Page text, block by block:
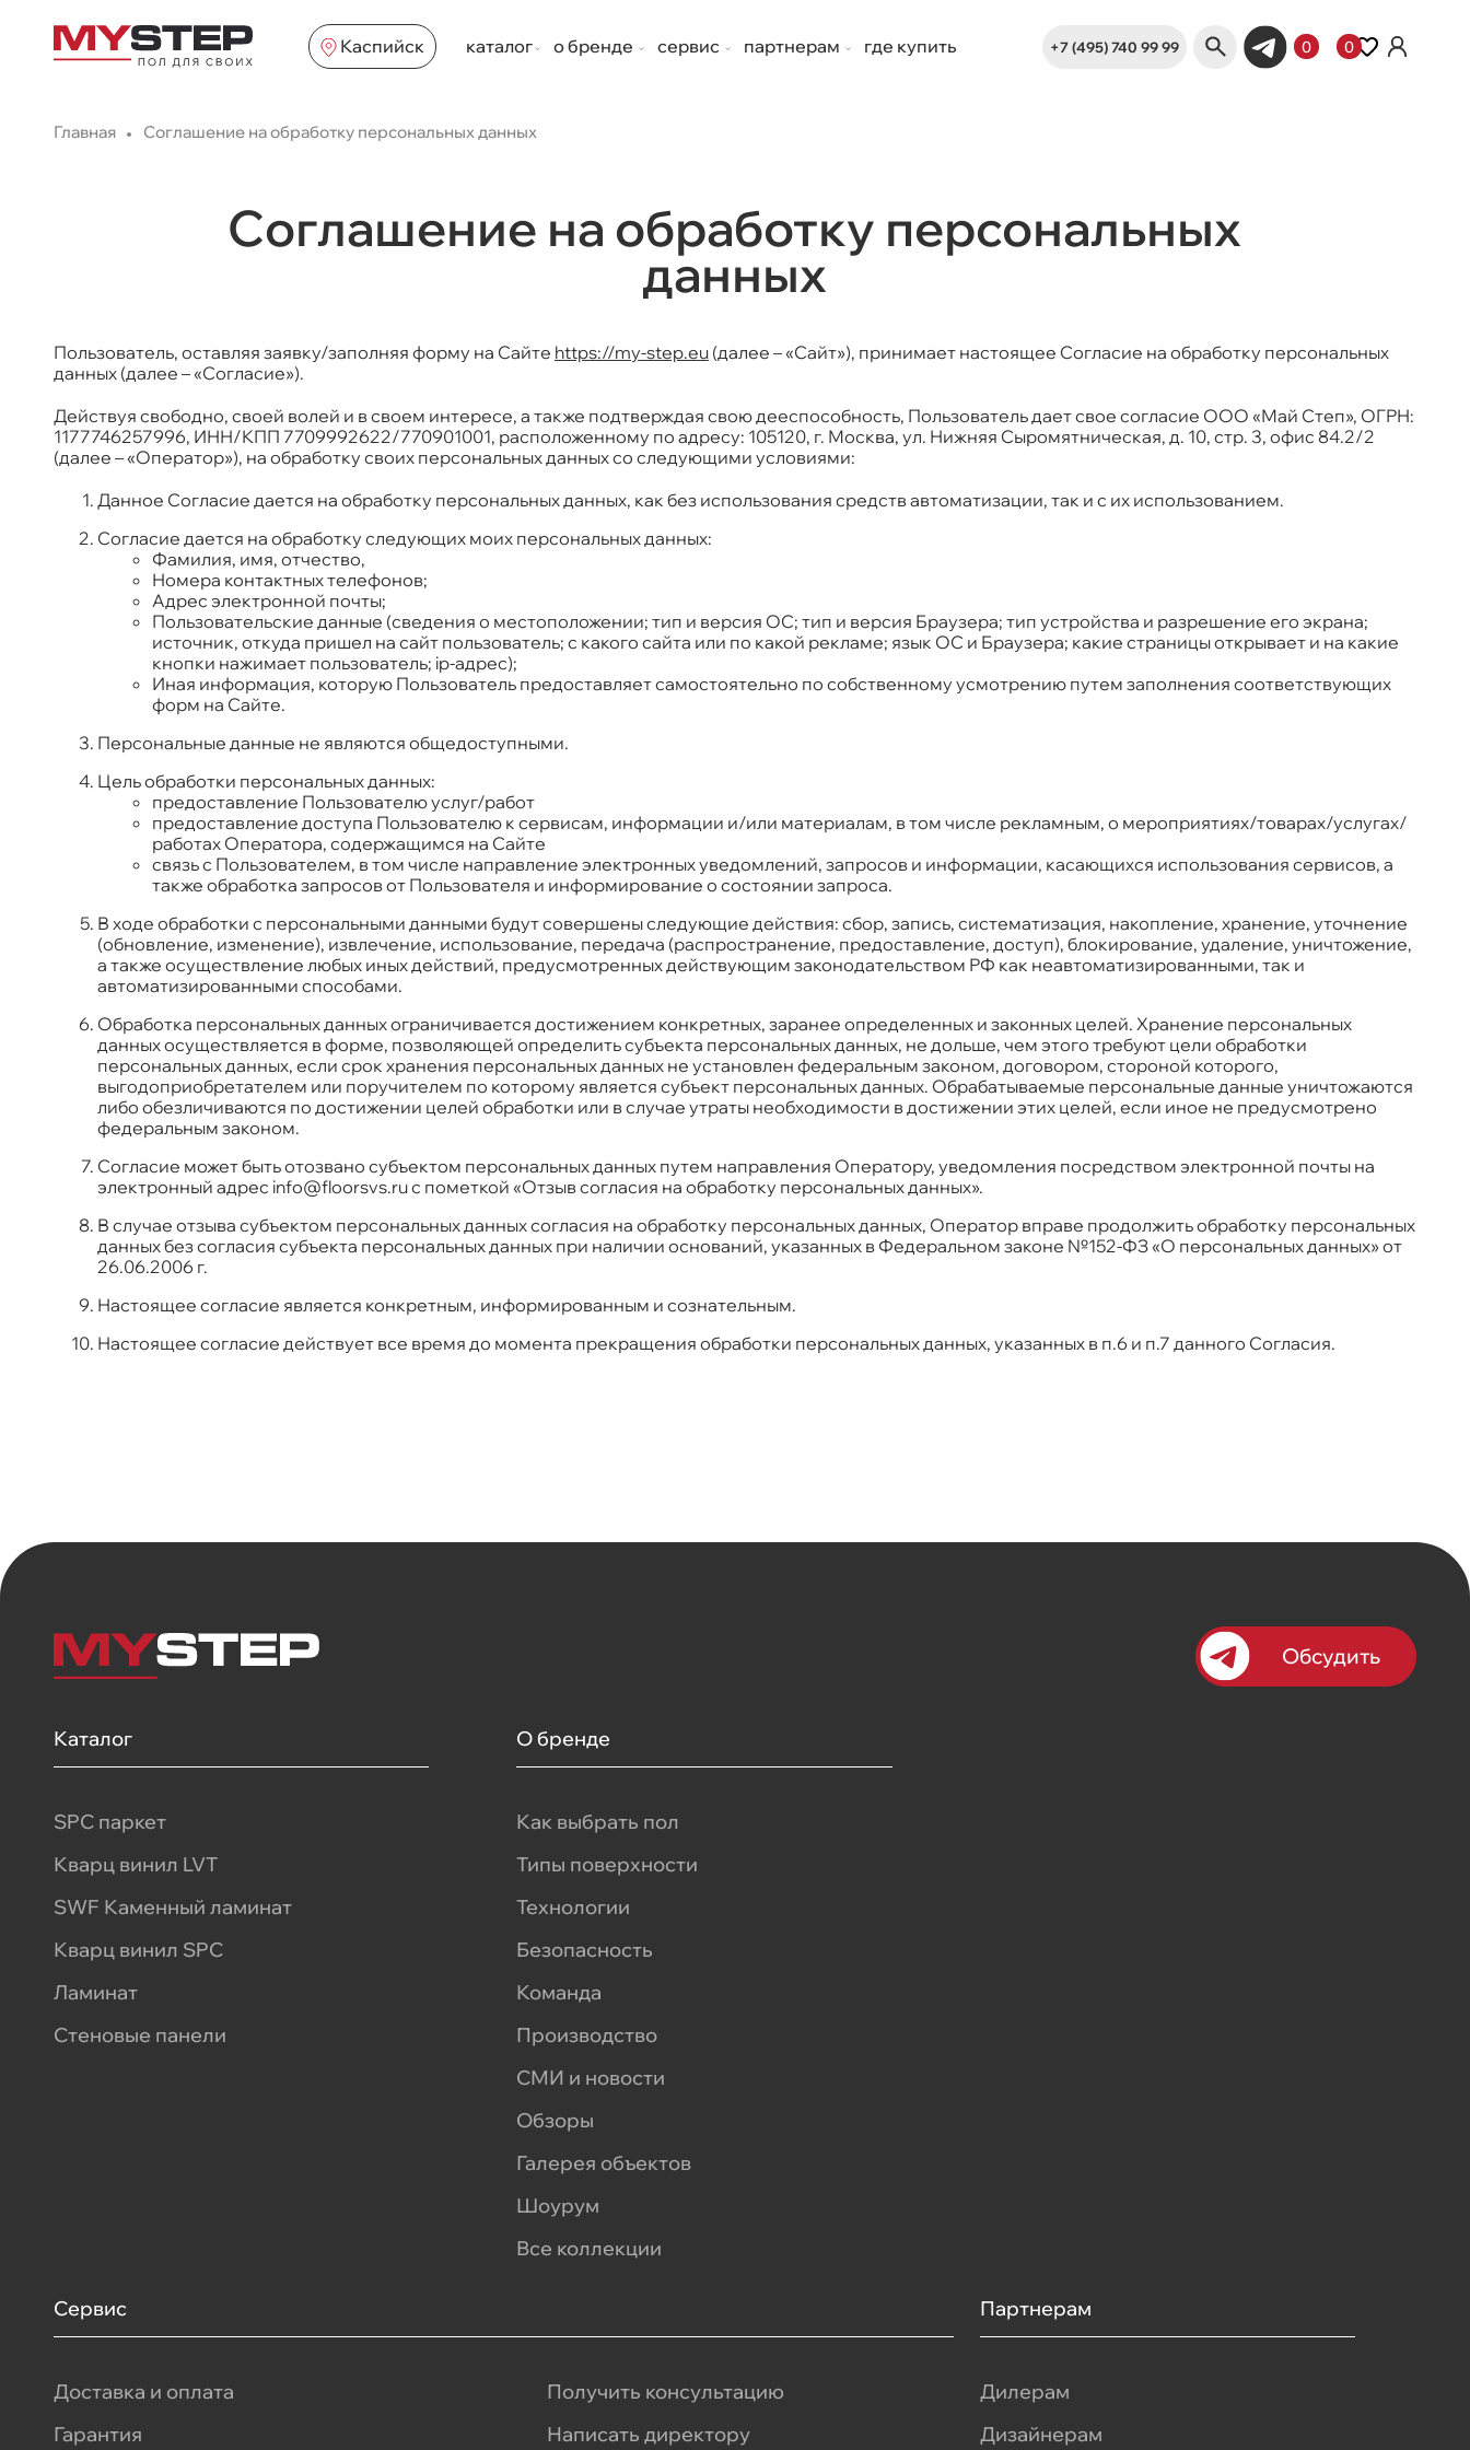
Каспийск каталог о бренде сервис партнерам где купить +7 (495) 740 99 99 0 0
Главная Соглашение на обработку персональных данных
Соглашение на обработку персональных
данных
Пользователь, оставляя заявку/заполняя форму на Сайте https://my-step.eu(далее – «Сайт»), принимает настоящее Согласие на обработку персональных
данных (далее – «Согласие»).
Действуя свободно, своей волей и в своем интересе, а также подтверждая свою дееспособность, Пользователь дает свое согласие ООО «Май Степ», ОГРН:
1177746257996, ИНН/КПП 7709992622/770901001, расположенному по адресу: 105120, г. Москва, ул. Нижняя Сыромятническая, д. 10, стр. 3, офис 84.2/2
(далее – «Оператор»), на обработку своих персональных данных со следующими условиями:
Данное Согласие дается на обработку персональных данных, как без использования средств автоматизации, так и с их использованием.
Согласие дается на обработку следующих моих персональных данных:
Фамилия, имя, отчество,
Номера контактных телефонов;
Адрес электронной почты;
Пользовательские данные (сведения о местоположении; тип и версия ОС; тип и версия Браузера; тип устройства и разрешение его экрана;
источник, откуда пришел на сайт пользователь; с какого сайта или по какой рекламе; язык ОС и Браузера; какие страницы открывает и на какие
кнопки нажимает пользователь; ip-адрес);
Иная информация, которую Пользователь предоставляет самостоятельно по собственному усмотрению путем заполнения соответствующих
форм на Сайте.
Персональные данные не являются общедоступными.
Цель обработки персональных данных:
предоставление Пользователю услуг/работ
предоставление доступа Пользователю к сервисам, информации и/или материалам, в том числе рекламным, о мероприятиях/товарах/услугах/
работах Оператора, содержащимся на Сайте
связь с Пользователем, в том числе направление электронных уведомлений, запросов и информации, касающихся использования сервисов, а
также обработка запросов от Пользователя и информирование о состоянии запроса.
В ходе обработки с персональными данными будут совершены следующие действия: сбор, запись, систематизация, накопление, хранение, уточнение
(обновление, изменение), извлечение, использование, передача (распространение, предоставление, доступ), блокирование, удаление, уничтожение,
а также осуществление любых иных действий, предусмотренных действующим законодательством РФ как неавтоматизированными, так и
автоматизированными способами.
Обработка персональных данных ограничивается достижением конкретных, заранее определенных и законных целей. Хранение персональных
данных осуществляется в форме, позволяющей определить субъекта персональных данных, не дольше, чем этого требуют цели обработки
персональных данных, если срок хранения персональных данных не установлен федеральным законом, договором, стороной которого,
выгодоприобретателем или поручителем по которому является субъект персональных данных. Обрабатываемые персональные данные уничтожаются
либо обезличиваются по достижении целей обработки или в случае утраты необходимости в достижении этих целей, если иное не предусмотрено
федеральным законом.
Согласие может быть отозвано субъектом персональных данных путем направления Оператору, уведомления посредством электронной почты на
электронный адрес info@floorsvs.ruс пометкой «Отзыв согласия на обработку персональных данных».
В случае отзыва субъектом персональных данных согласия на обработку персональных данных, Оператор вправе продолжить обработку персональных
данных без согласия субъекта персональных данных при наличии оснований, указанных в Федеральном законе №152-ФЗ «О персональных данных» от
26.06.2006 г.
Настоящее согласие является конкретным, информированным и сознательным.
Настоящее согласие действует все время до момента прекращения обработки персональных данных, указанных в п.6 и п.7 данного Согласия.
Обсудить
Каталог
SPC паркет
Кварц винил LVT
SWF Каменный ламинат
Кварц винил SPC
Ламинат
Стеновые панели
О бренде
Как выбрать пол
Типы поверхности
Технологии
Безопасность
Команда
Производство
СМИ и новости
Обзоры
Галерея объектов
Шоурум
Все коллекции
Сервис
Доставка и оплата
Гарантия
Получить консультацию
Написать директору
Партнерам
Дилерам
Дизайнерам